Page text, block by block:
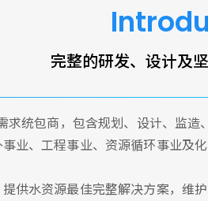
完整的研发、设计及
统包商，包含规划、设计、监
业、工程事业、资源循环事业及化
供水资源最佳完整解决方案，